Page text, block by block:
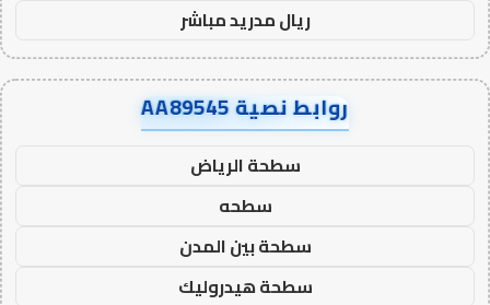
ريال مدريد مباشر
روابط نصية AA89545
سطحة الرياض
سطحه
سطحة بين المدن
سطحة هيدروليك